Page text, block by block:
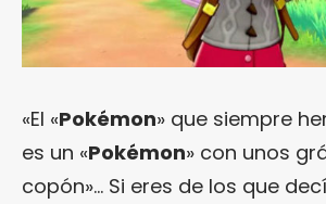
«El «Pokémon» que siempre
es un «Pokémon» con unos
copón»… Si eres de los que